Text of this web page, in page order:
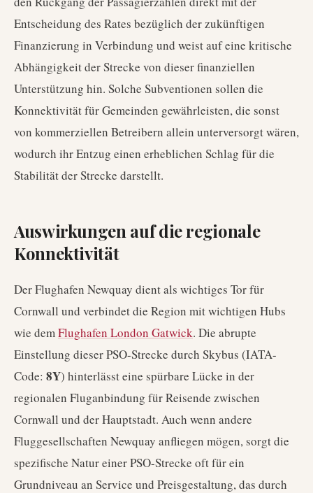
Entscheidung des Rates bezüglich der zukünftigen
Finanzierung in Verbindung und weist auf eine kritische
Abhängigkeit der Strecke von dieser finanziellen
Unterstützung hin. Solche Subventionen sollen die
Konnektivität für Gemeinden gewährleisten, die sonst
von kommerziellen Betreibern allein unterversorgt wären,
wodurch ihr Entzug einen erheblichen Schlag für die
Stabilität der Strecke darstellt.
Auswirkungen auf die regionale
Konnektivität
Der Flughafen Newquay dient als wichtiges Tor für
Cornwall und verbindet die Region mit wichtigen Hubs
wie demFlughafen London Gatwick. Die abrupte
Einstellung dieser PSO-Strecke durch Skybus (IATA-
Code: 8Y) hinterlässt eine spürbare Lücke in der
regionalen Fluganbindung für Reisende zwischen
Cornwall und der Hauptstadt. Auch wenn andere
Fluggesellschaften Newquay anfliegen mögen, sorgt die
spezifische Natur einer PSO-Strecke oft für ein
Grundniveau an Service und Preisgestaltung, das durch